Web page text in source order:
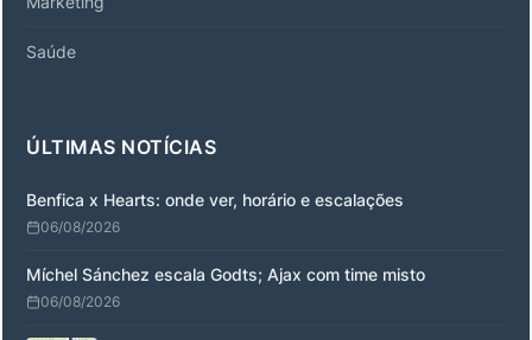
Saúde
ÚLTIMAS NOTÍCIAS
Benfica x Hearts: onde ver, horário e escalações
06/08/2026
Míchel Sánchez escala Godts; Ajax com time misto
06/08/2026